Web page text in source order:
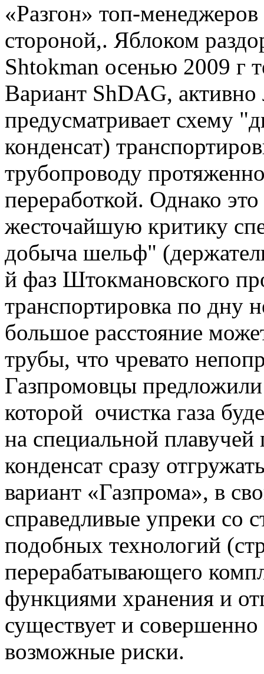
«Разгон» топ-
стороной,. Яблоком
Shtokman осенью 2009 г
Вариант ShDAG,
предусматривает схему
конденсат)
трубопроводу
переработкой. Однако
жесточайшую критику
добыча шельф"
й фаз Штокмановского
транспортировка по дну
большое расстояние
трубы, что чревато
Газпромовцы
которой очистка газа
на специальной
конденсат сразу
вариант «Газпрома», в
справедливые упреки со
подобных технологий
перерабатывающего
функциями хранения и
существует и
возможные риски.